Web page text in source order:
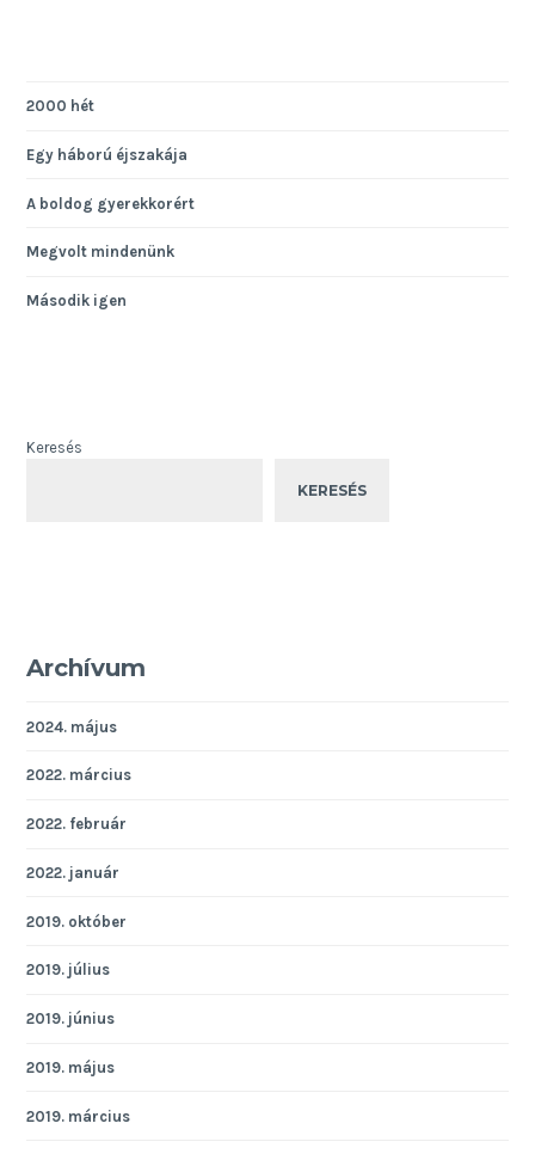
2000 hét
Egy háború éjszakája
A boldog gyerekkorért
Megvolt mindenünk
Második igen
Keresés
KERESÉS
Archívum
2024. május
2022. március
2022. február
2022. január
2019. október
2019. július
2019. június
2019. május
2019. március